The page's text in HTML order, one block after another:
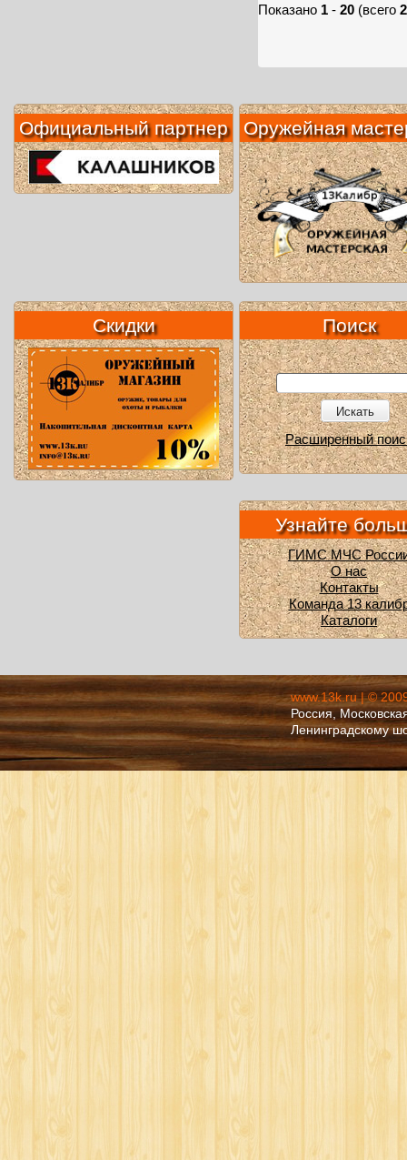
Показано 1 - 20 (всего
Официальный партнер Оружейная
Скидки Поиск
Искать
Расширенный
Узнайте
ГИМС МЧС
О нас
Контакты
Команда 13
Каталоги
www.13k.ru | ©
Россия,
Ленинградскому